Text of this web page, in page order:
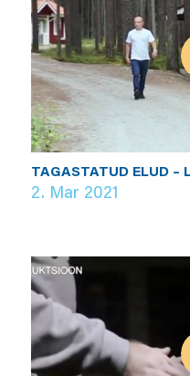
TAGASTATUD ELUD
2. Mar 2021